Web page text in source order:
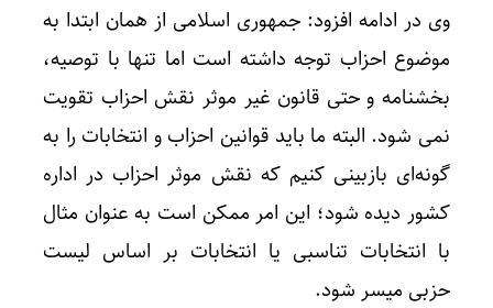
وی در ادامه افزود: جمهوری اسلامی از همان ابتدا به
موضوع احزاب توجه داشته است اما تنها با توصیه،
بخشنامه و حتی قانون غیر موثر نقش احزاب تقویت
نمی شود. البته ما باید قوانین احزاب و انتخابات را به
گونه‌ای بازبینی کنیم که نقش موثر احزاب در اداره
کشور دیده شود؛ این امر ممکن است به عنوان مثال
با انتخابات تناسبی یا انتخابات بر اساس لیست
حزبی میسر شود.